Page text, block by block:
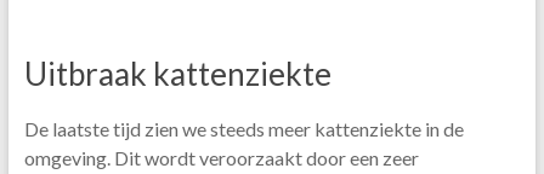
Uitbraak kattenziekte
De laatste tijd zien we steeds meer kattenziekte in de
omgeving. Dit wordt veroorzaakt door een zeer